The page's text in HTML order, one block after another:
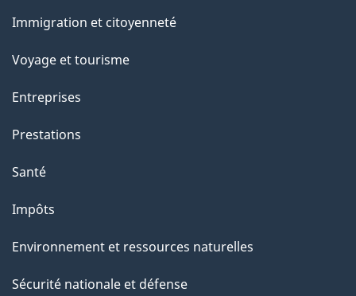
sujets
Immigration et citoyenneté
Voyage et tourisme
Entreprises
Prestations
Santé
Impôts
Environnement et ressources naturelles
Sécurité nationale et défense